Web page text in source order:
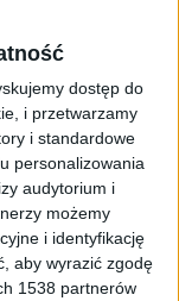
dostęp do
i przetwarzamy
i standardowe
personalizowania
audytorium i
możemy
i identyfikację
aby wyrazić zgodę
1538 partnerów
young/shutterstock
salonu? To